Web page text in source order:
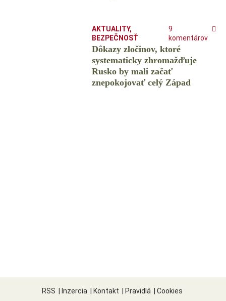
AKTUALITY,
BEZPEČNOSŤ
9
komentárov
Dôkazy zločinov, ktoré
systematicky zhromažďuje
Rusko by mali začať
znepokojovať celý Západ
RSS Inzercia Kontakt Pravidlá Cookies